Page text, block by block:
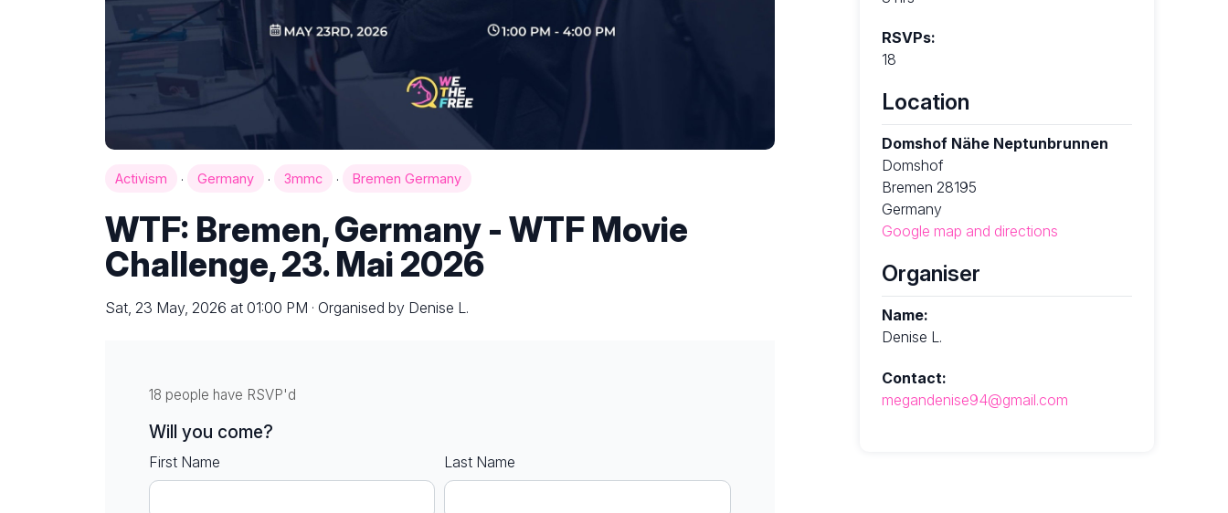
Activism · Germany · 3mmc · Bremen Germany
WTF: Bremen, Germany - WTF Movie
Challenge, 23. Mai 2026
Sat, 23 May, 2026 at 01:00 PM · Organised by Denise L.
18 people have RSVP'd
Will you come?
First Name Last Name
RSVPs:
18
Location
Domshof Nähe Neptunbrunnen
Domshof
Bremen 28195
Germany
Google map and directions
Organiser
Name:
Denise L.
Contact:
megandenise94@gmail.com